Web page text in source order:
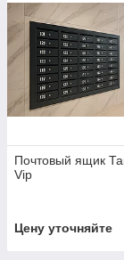
Почтовый ящик
Vip
Цену уточняйте